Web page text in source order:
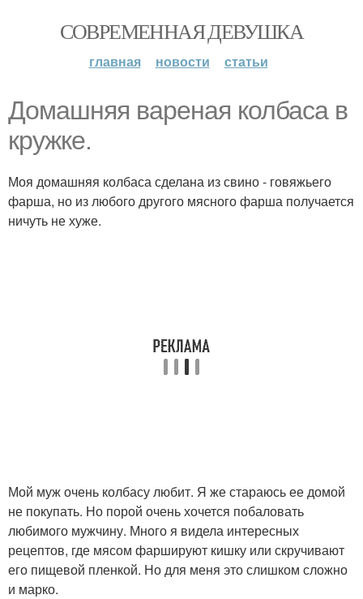
СОВРЕМЕННАЯ ДЕВУШКА
главная новости статьи
Домашняя вареная колбаса в
кружке.
Моя домашняя колбаса сделана из свино - говяжьего
фарша, но из любого другого мясного фарша получается
ничуть не хуже.
Мой муж очень колбасу любит. Я же стараюсь ее домой
не покупать. Но порой очень хочется побаловать
любимого мужчину. Много я видела интересных
рецептов, где мясом фаршируют кишку или скручивают
его пищевой пленкой. Но для меня это слишком сложно
и марко.